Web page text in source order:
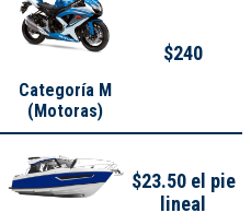
Categoría M
(Motoras)
$240
$23.50 el pie
lineal